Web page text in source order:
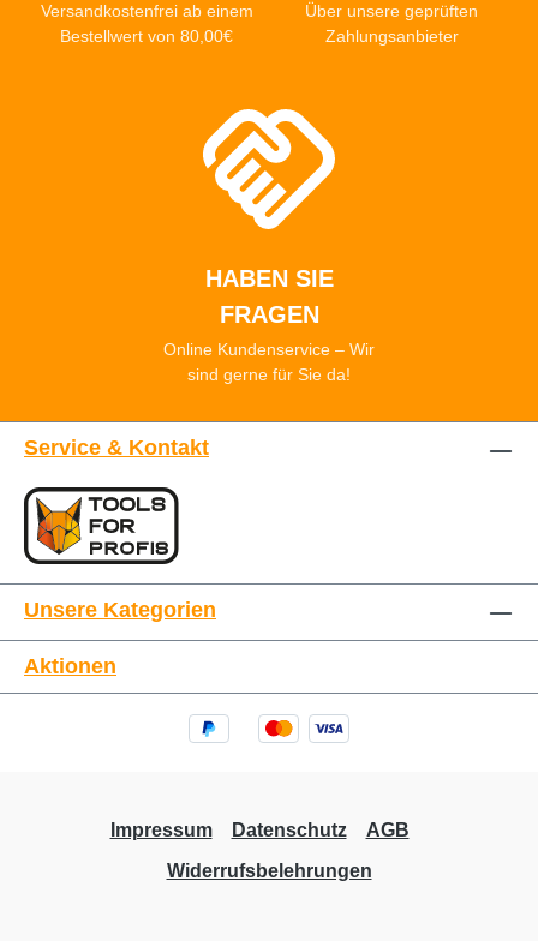
Versandkostenfrei ab einem
Bestellwert von 80,00€
Über unsere geprüften
Zahlungsanbieter
HABEN SIE
FRAGEN
Online Kundenservice – Wir
sind gerne für Sie da!
Service & Kontakt
Unsere Kategorien
Aktionen
Impressum Datenschutz
AGB
Widerrufsbelehrungen